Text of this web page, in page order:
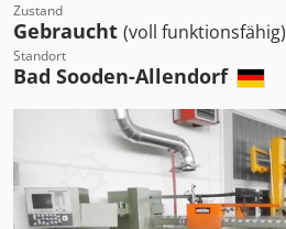
Zustand
Gebraucht (voll funktionsfähig)
Standort
Bad Sooden-Allendorf